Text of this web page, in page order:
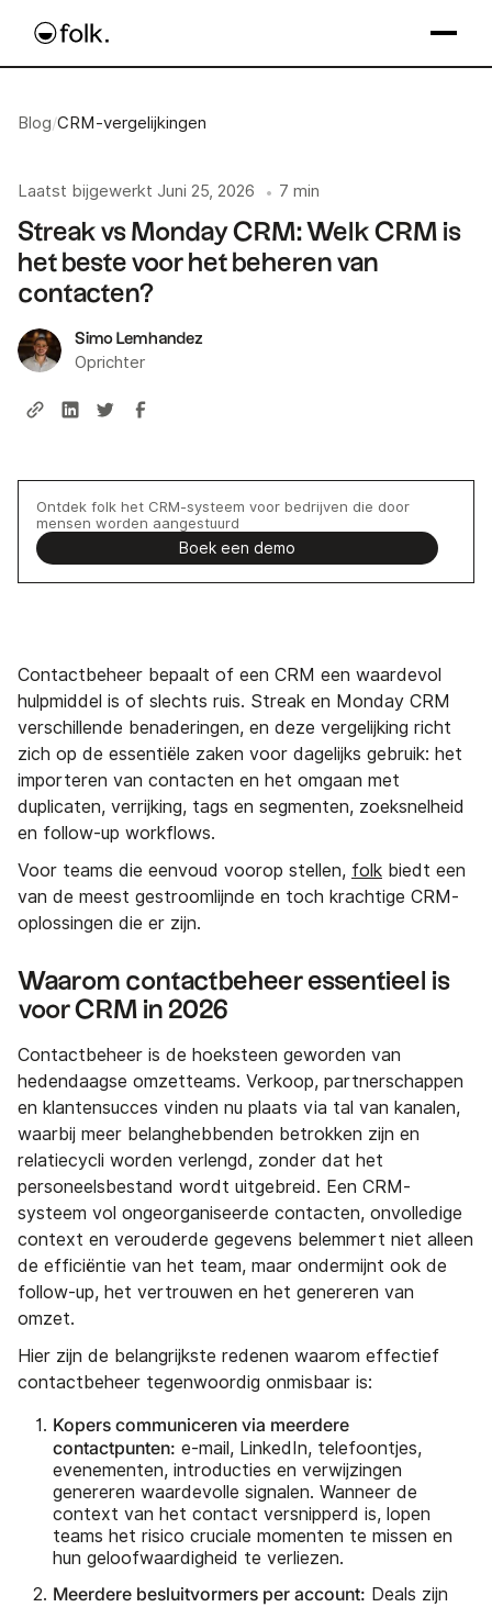
Blog/CRM-vergelijkingen
Laatst bijgewerkt Juni 25, 2026 • 7 min
Streak vs Monday CRM: Welk CRM is
het beste voor het beheren van
contacten?
Simo Lemhandez
Oprichter
Ontdek folk het CRM-systeem voor bedrijven die door
mensen worden aangestuurd
Boek een demo
Contactbeheer bepaalt of een CRM een waardevol
hulpmiddel is of slechts ruis. Streak en Monday CRM
verschillende benaderingen, en deze vergelijking richt
zich op de essentiële zaken voor dagelijks gebruik: het
importeren van contacten en het omgaan met
duplicaten, verrijking, tags en segmenten, zoeksnelheid
en follow-up workflows.
Voor teams die eenvoud voorop stellen, folk biedt een
van de meest gestroomlijnde en toch krachtige CRM-
oplossingen die er zijn.
Waarom contactbeheer essentieel is
voor CRM in 2026
Contactbeheer is de hoeksteen geworden van
hedendaagse omzetteams. Verkoop, partnerschappen
en klantensucces vinden nu plaats via tal van kanalen,
waarbij meer belanghebbenden betrokken zijn en
relatiecycli worden verlengd, zonder dat het
personeelsbestand wordt uitgebreid. Een CRM-
systeem vol ongeorganiseerde contacten, onvolledige
context en verouderde gegevens belemmert niet alleen
de efficiëntie van het team, maar ondermijnt ook de
follow-up, het vertrouwen en het genereren van
omzet.
Hier zijn de belangrijkste redenen waarom effectief
contactbeheer tegenwoordig onmisbaar is:
Kopers communiceren via meerdere
contactpunten: e-mail, LinkedIn, telefoontjes,
evenementen, introducties en verwijzingen
genereren waardevolle signalen. Wanneer de
context van het contact versnipperd is, lopen
teams het risico cruciale momenten te missen en
hun geloofwaardigheid te verliezen.
Meerdere besluitvormers per account: Deals zijn